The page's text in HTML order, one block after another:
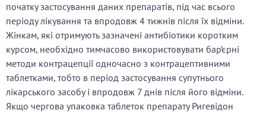
початку застосування даних препаратів, під час всього
періоду лікування та впродовж 4 тижнів після їх відміни.
Жінкам, які отримують зазначені антибіотики коротким
курсом, необхідно тимчасово використовувати бар’єрні
методи контрацепції одночасно з контрацептивними
таблетками, тобто в період застосування супутнього
лікарського засобу і впродовж 7 днів після його відміни.
Якщо чергова упаковка таблеток препарату Ригевідон